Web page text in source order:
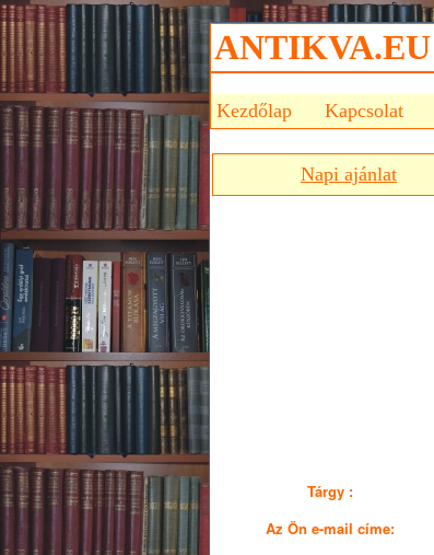
ANTIKVA.EU
Kezdőlap Kapcsolat
Napi ajánlat
Tárgy :
Az Ön e-mail címe: